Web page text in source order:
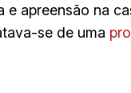
e apreensão na
se de uma